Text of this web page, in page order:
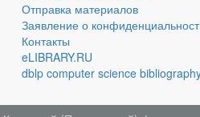
Отправка материалов
Заявление о
Контакты
eLIBRARY.RU
dblp computer science